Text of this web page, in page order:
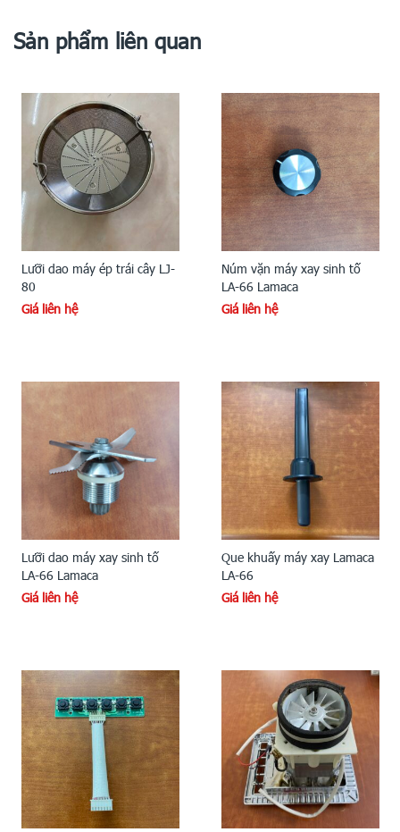
Sản phẩm liên quan
Lưỡi dao máy ép trái cây LJ-
80
Giá liên hệ
Núm vặn máy xay sinh tố
LA-66 Lamaca
Giá liên hệ
Lưỡi dao máy xay sinh tố
LA-66 Lamaca
Giá liên hệ
Que khuấy máy xay Lamaca
LA-66
Giá liên hệ